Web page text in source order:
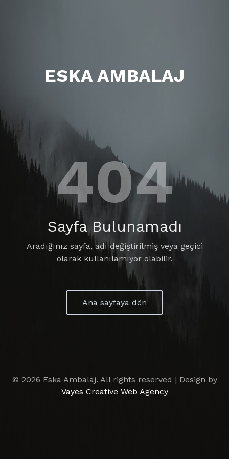
ESKA AMBALAJ
404
Sayfa Bulunamadı
Aradığınız sayfa, adı değiştirilmiş veya geçici
olarak kullanılamıyor olabilir.
Ana sayfaya dön
© 2026 Eska Ambalaj. All rights reserved | Design by
Vayes Creative Web Agency